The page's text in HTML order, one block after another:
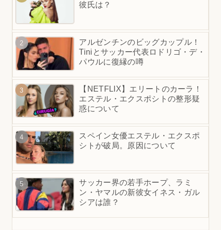
彼氏は？
アルゼンチンのビッグカップル！
Tiniとサッカー代表ロドリゴ・デ・
パウルに復縁の噂
【NETFLIX】エリートのカーラ！
エステル・エクスポシトの整形疑
惑について
スペイン女優エステル・エクスポ
シトが破局。原因について
サッカー界の若手ホープ、ラミ
ン・ヤマルの新彼女イネス・ガル
シアは誰？